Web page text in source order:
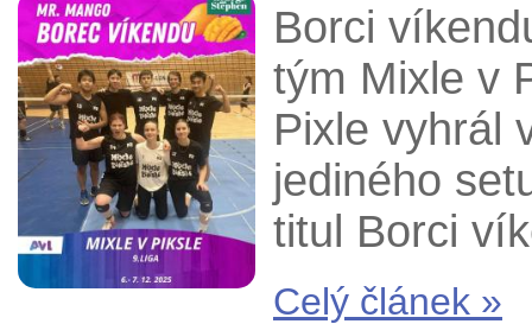
Borci
tým Mixle v
Pixle vyhrál
jediného
titul Borci
Celý článek »